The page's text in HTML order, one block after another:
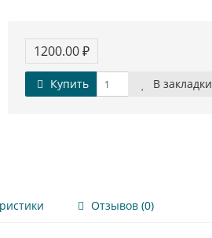
1200.00 ₽
Купить В закладки
Отзывов (0)